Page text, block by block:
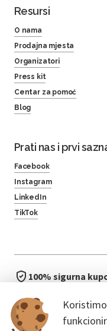
Resursi
O nama
Prodajna mjesta
Organizatori
Press kit
Centar za pomoć
Blog
Prati nas i prvi
Facebook
Instagram
LinkedIn
TikTok
100% sigurna
bez čekanja u redu